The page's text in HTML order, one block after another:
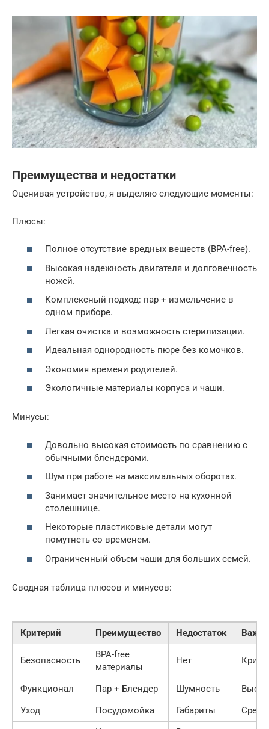
Преимущества и недостатки
Оценивая устройство, я выделяю следующие моменты:
Плюсы:
Полное отсутствие вредных веществ (BPA-free).
Высокая надежность двигателя и долговечность
ножей.
Комплексный подход: пар + измельчение в
одном приборе.
Легкая очистка и возможность стерилизации.
Идеальная однородность пюре без комочков.
Экономия времени родителей.
Экологичные материалы корпуса и чаши.
Минусы:
Довольно высокая стоимость по сравнению с
обычными блендерами.
Шум при работе на максимальных оборотах.
Занимает значительное место на кухонной
столешнице.
Некоторые пластиковые детали могут
помутнеть со временем.
Ограниченный объем чаши для больших семей.
Сводная таблица плюсов и минусов:
Критерий Преимущество Недостаток
Безопасность
BPA-free
материалы
Нет
Функционал Пар + Блендер Шумность
Уход
Посудомойка Габариты